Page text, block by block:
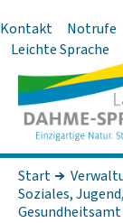
Kontakt
Notrufe
Leichte Sprache
Start
Soziales,
Gesundheitsamt